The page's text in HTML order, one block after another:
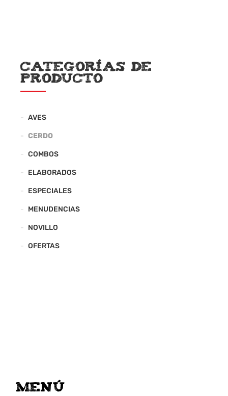
Categorías de
producto
AVES
CERDO
COMBOS
ELABORADOS
ESPECIALES
MENUDENCIAS
NOVILLO
OFERTAS
Menú